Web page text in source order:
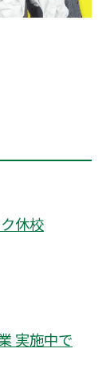
休校
実施中で